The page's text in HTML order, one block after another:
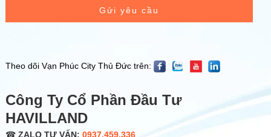
Gửi yêu cầu
Theo dõi Vạn Phúc City Thủ Đức trên:
Công Ty Cổ Phần Đầu Tư
HAVILLAND
☎ ZALO TƯ VẤN: 0937.459.336